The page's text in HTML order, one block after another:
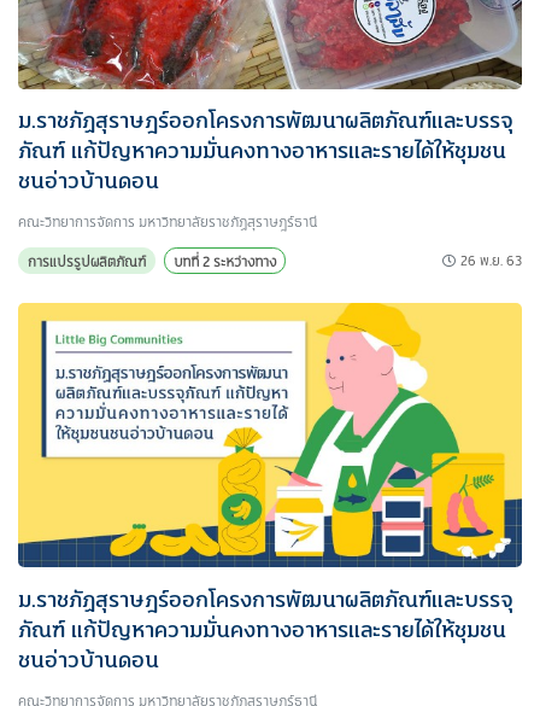
ม.ราชภัฏสุราษฎร์ออกโครงการพัฒนาผลิตภัณฑ์และบรรจุ
ภัณฑ์ แก้ปัญหาความมั่นคงทางอาหารและรายได้ให้ชุมชน
ชนอ่าวบ้านดอน
คณะวิทยาการจัดการ มหาวิทยาลัยราชภัฏสุราษฎร์ธานี
การแปรรูปผลิตภัณฑ์
บทที่ 2 ระหว่างทาง 26 พ.ย. 63
ม.ราชภัฏสุราษฎร์ออกโครงการพัฒนาผลิตภัณฑ์และบรรจุ
ภัณฑ์ แก้ปัญหาความมั่นคงทางอาหารและรายได้ให้ชุมชน
ชนอ่าวบ้านดอน
คณะวิทยาการจัดการ มหาวิทยาลัยราชภัฏสุราษฎร์ธานี